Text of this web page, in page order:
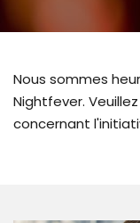
Nous sommes
Nightfever.
concernant